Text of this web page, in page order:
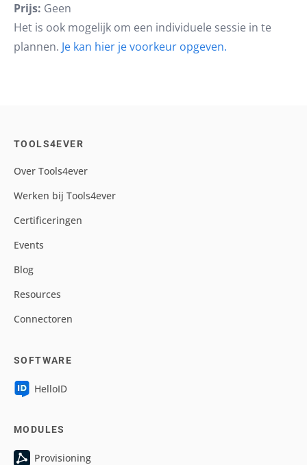
Prijs: Geen
Het is ook mogelijk om een individuele sessie in te
plannen. Je kan hier je voorkeur opgeven.
TOOLS4EVER
Over Tools4ever
Werken bij Tools4ever
Certificeringen
Events
Blog
Resources
Connectoren
SOFTWARE
HelloID
MODULES
Provisioning